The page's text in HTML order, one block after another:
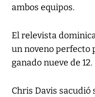
ambos equipos.
El relevista
un noveno perfecto
ganado nueve de 12.
Chris Davis